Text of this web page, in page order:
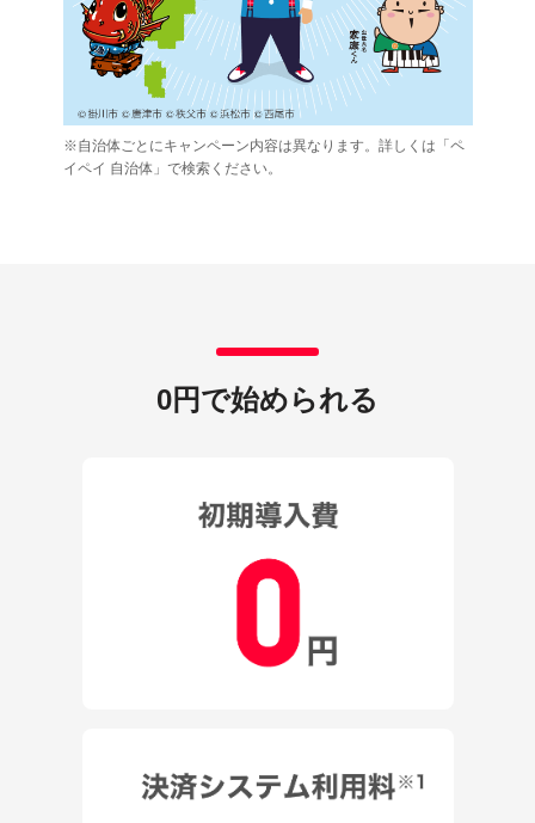
※自治体ごとにキャンペーン内容は異なります。詳しくは「ペ
イペイ 自治体」で検索ください。
0円で始められる